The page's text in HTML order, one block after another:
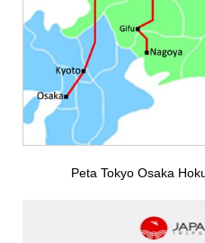
Peta Tokyo Osaka